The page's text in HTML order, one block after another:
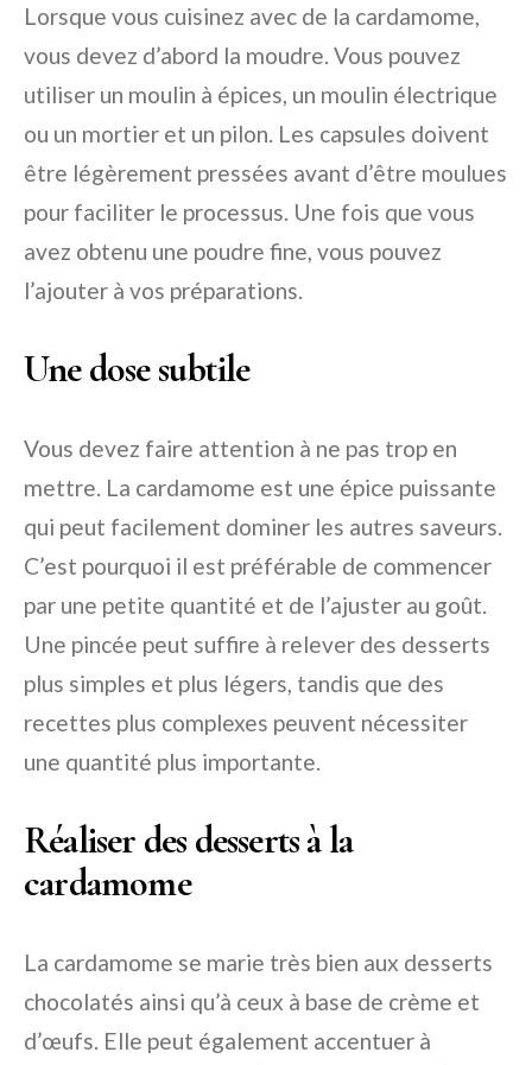
Lorsque vous cuisinez avec de la cardamome,
vous devez d’abord la moudre. Vous pouvez
utiliser un moulin à épices, un moulin électrique
ou un mortier et un pilon. Les capsules doivent
être légèrement pressées avant d’être moulues
pour faciliter le processus. Une fois que vous
avez obtenu une poudre fine, vous pouvez
l’ajouter à vos préparations.
Une dose subtile
Vous devez faire attention à ne pas trop en
mettre. La cardamome est une épice puissante
qui peut facilement dominer les autres saveurs.
C’est pourquoi il est préférable de commencer
par une petite quantité et de l’ajuster au goût.
Une pincée peut suffire à relever des desserts
plus simples et plus légers, tandis que des
recettes plus complexes peuvent nécessiter
une quantité plus importante.
Réaliser des desserts à la
cardamome
La cardamome se marie très bien aux desserts
chocolatés ainsi qu’à ceux à base de crème et
d’œufs. Elle peut également accentuer à